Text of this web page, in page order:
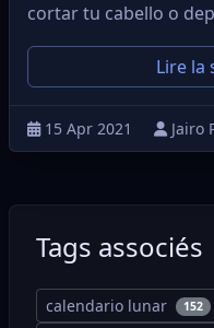
cortar tu cabello o
Lire la
15 Apr 2021 Jairo
Tags associés
calendario lunar 152